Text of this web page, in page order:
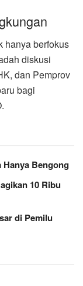
hanya berfokus
diskusi
dan Pemprov
bagi
Hanya Bengong
10 Ribu
di Pemilu